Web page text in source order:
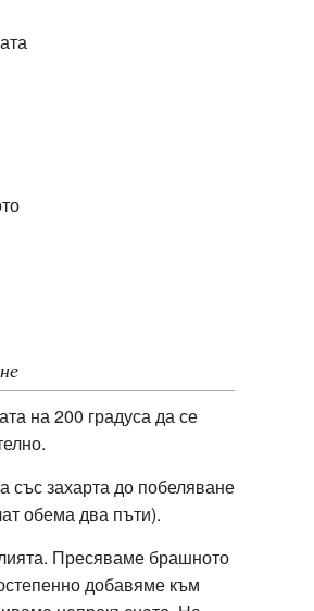
на 200 градуса да се
със захарта до побеляване
обема два пъти).
Пресяваме брашното
добавяме към